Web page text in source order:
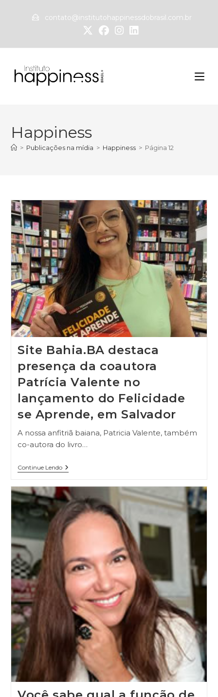
contato@institutohappinessdobrasil.com.br
Happiness
> Publicações na mídia > Happiness > Página 12
Site Bahia.BA destaca
presença da coautora
Patrícia Valente no
lançamento do Felicidade
se Aprende, em Salvador
A nossa anfitriã baiana, Patricia Valente, também
co-autora do livro…
Continue Lendo